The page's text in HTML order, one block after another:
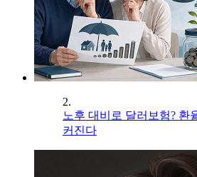
2.
노후 대비로 달러보험? 환
커진다